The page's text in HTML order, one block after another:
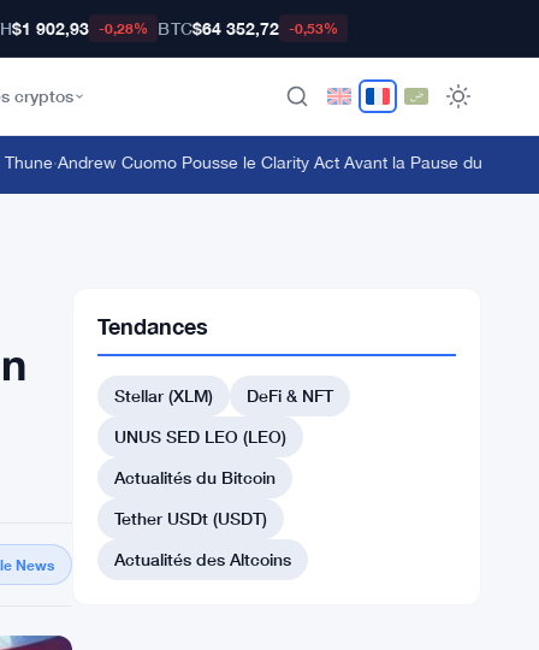
$1 902,93 -0,28% BTC$64 352,72 -0,53%
cryptos
·Andrew Cuomo Pousse le Clarity Act Avant la Pause du Congrès
News
Tendances
Stellar (XLM)
DeFi & NFT
UNUS SED LEO (LEO)
Actualités du Bitcoin
Tether USDt (USDT)
Actualités des Altcoins